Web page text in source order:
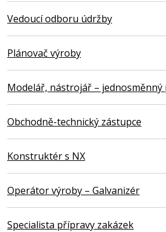
Vedoucí odboru údržby
Plánovač výroby
Modelář, nástrojář – jednosměnný
Obchodně-technický zástupce
Konstruktér s NX
Operátor výroby – Galvanizér
Specialista přípravy zakázek